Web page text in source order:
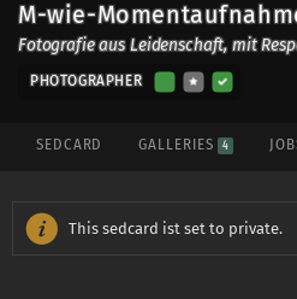
M-wie-
Fotografie aus Leidenschaft, mit
PHOTOGRAPHER
SEDCARD GALLERIES 4
This sedcard ist set to private.